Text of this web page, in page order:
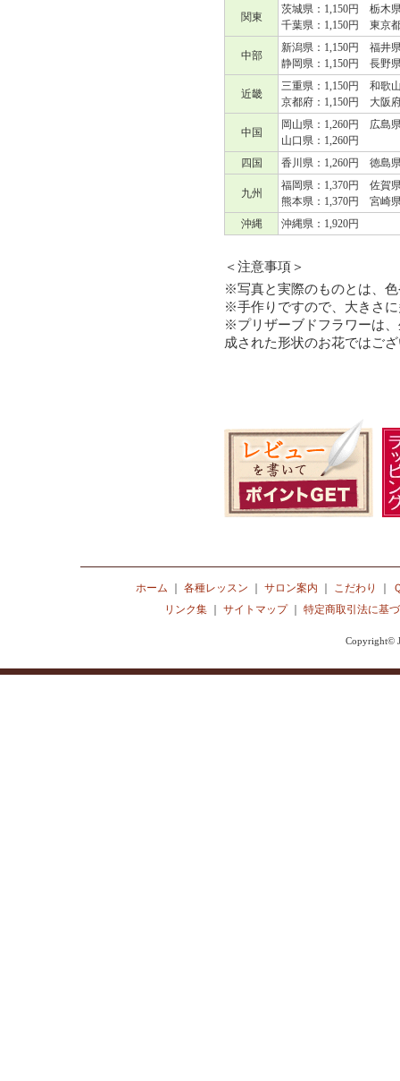
関東
茨城県：1,150円 栃木
千葉県：1,150円 東京
中部
新潟県：1,150円 福井
静岡県：1,150円 長野
近畿
三重県：1,150円 和歌
京都府：1,150円 大阪
中国
岡山県：1,260円 広島
山口県：1,260円
四国
香川県：1,260円 徳島
九州
福岡県：1,370円 佐賀
熊本県：1,370円 宮崎
沖縄
沖縄県：1,920円
＜注意事項＞
※写真と実際のものとは、
※手作りですので、大きさ
※プリザーブドフラワーは
成された形状のお花ではご
ホーム 各種レッスン サロン案内 こだわり
リンク集
サイトマップ｜ 特定商取引法に基
Copyright©